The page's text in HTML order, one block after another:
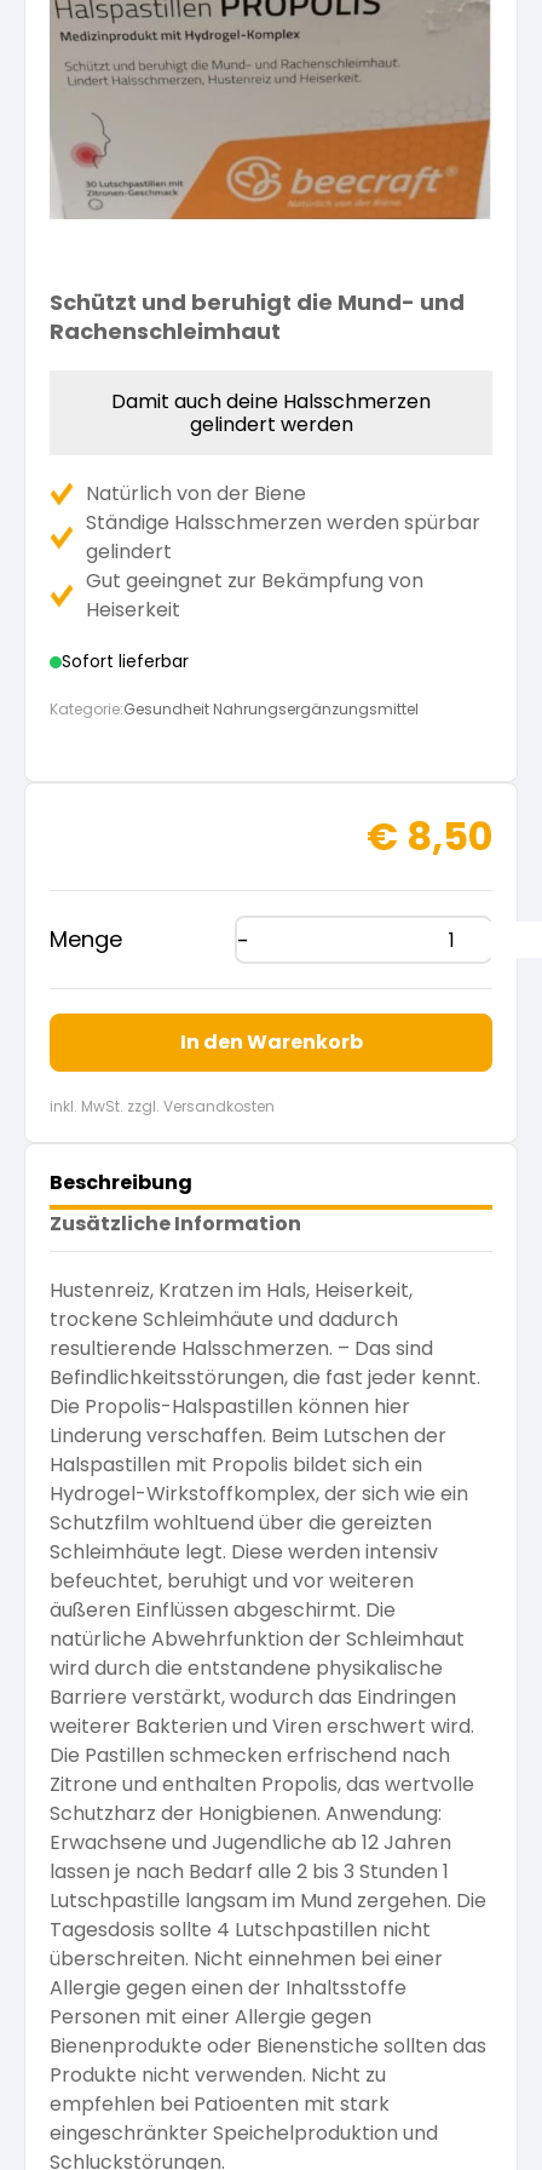
Gesundheit
Bio-Produkte
Essen & Trinken
Bücher
Vereinsgründer Pfarrer Rauscher
Veranstaltungsberichte
Kräuterwanderungen
Kräuterpfarrer-Zentrum
Unser Zentrum
Kräutergarten
Angebote für Gruppen
Vereinsvorstellung
Mitglied werden!
Schützt und beruhigt die Mund- und
Rachenschleimhaut
Damit auch deine Halsschmerzen
gelindert werden
Natürlich von der Biene
Ständige Halsschmerzen werden spürbar
gelindert
Gut geeingnet zur Bekämpfung von
Heiserkeit
Sofort lieferbar
Kategorie:Gesundheit Nahrungsergänzungsmittel
€ 8,50
Menge
In den Warenkorb
inkl. MwSt. zzgl. Versandkosten
Beschreibung
Zusätzliche Information
Hustenreiz, Kratzen im Hals, Heiserkeit,
trockene Schleimhäute und dadurch
resultierende Halsschmerzen. – Das sind
Befindlichkeitsstörungen, die fast jeder kennt.
Die Propolis-Halspastillen können hier
Linderung verschaffen. Beim Lutschen der
Halspastillen mit Propolis bildet sich ein
Hydrogel-Wirkstoffkomplex, der sich wie ein
Schutzfilm wohltuend über die gereizten
Schleimhäute legt. Diese werden intensiv
befeuchtet, beruhigt und vor weiteren
äußeren Einflüssen abgeschirmt. Die
natürliche Abwehrfunktion der Schleimhaut
wird durch die entstandene physikalische
Barriere verstärkt, wodurch das Eindringen
weiterer Bakterien und Viren erschwert wird.
Die Pastillen schmecken erfrischend nach
Zitrone und enthalten Propolis, das wertvolle
Schutzharz der Honigbienen. Anwendung:
Erwachsene und Jugendliche ab 12 Jahren
lassen je nach Bedarf alle 2 bis 3 Stunden 1
Lutschpastille langsam im Mund zergehen. Die
Tagesdosis sollte 4 Lutschpastillen nicht
überschreiten. Nicht einnehmen bei einer
Allergie gegen einen der Inhaltsstoffe
Personen mit einer Allergie gegen
Bienenprodukte oder Bienenstiche sollten das
Produkte nicht verwenden. Nicht zu
empfehlen bei Patioenten mit stark
eingeschränkter Speichelproduktion und
Schluckstörungen.